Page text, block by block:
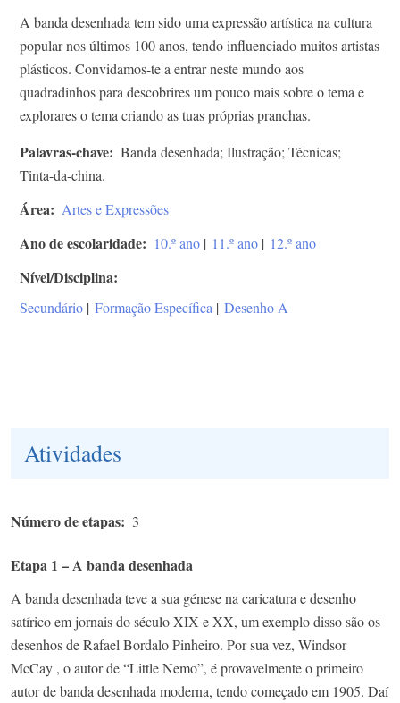
A banda desenhada tem sido uma expressão artística na cultura
popular nos últimos 100 anos, tendo influenciado muitos artistas
plásticos. Convidamos-te a entrar neste mundo aos
quadradinhos para descobrires um pouco mais sobre o tema e
explorares o tema criando as tuas próprias pranchas.
Palavras-chave
Banda desenhada; Ilustração; Técnicas;
Tinta-da-china.
Área Artes e Expressões
Ano de escolaridade 10.º ano | 11.º ano | 12.º ano
Nível/Disciplina
Secundário | Formação Específica | Desenho A
Atividades
Número de etapas 3
Etapa 1 – A banda desenhada
A banda desenhada teve a sua génese na caricatura e desenho
satírico em jornais do século XIX e XX, um exemplo disso são os
desenhos de Rafael Bordalo Pinheiro. Por sua vez, Windsor
McCay , o autor de “Little Nemo”, é provavelmente o primeiro
autor de banda desenhada moderna, tendo começado em 1905. Daí